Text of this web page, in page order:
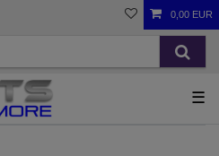
0,00 EUR
☰